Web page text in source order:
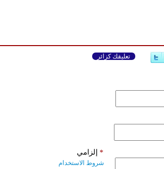
تعليقك كزائر
إلزامي *
شروط الاستخدام